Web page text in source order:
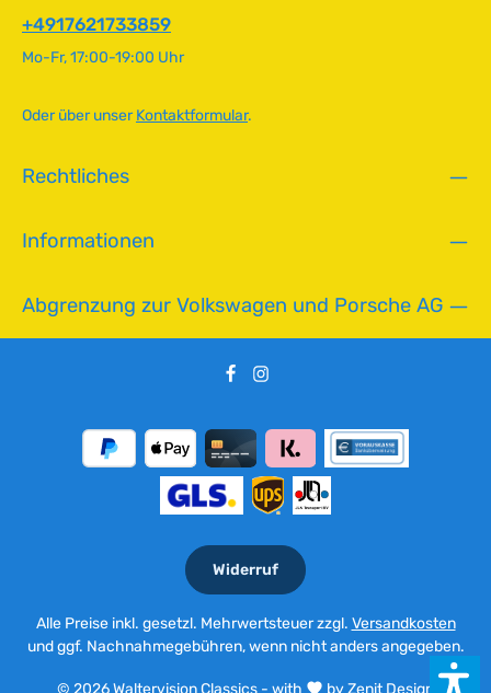
+4917621733859
Mo-Fr, 17:00-19:00 Uhr
Oder über unserKontaktformular.
Rechtliches
Informationen
Abgrenzung zur Volkswagen und Porsche AG
© 2026 Waltervision Classics - with byZenit Design
Widerruf
Alle Preise inkl. gesetzl. Mehrwertsteuer zzgl. Versandkosten
und ggf. Nachnahmegebühren, wenn nicht anders angegeben.